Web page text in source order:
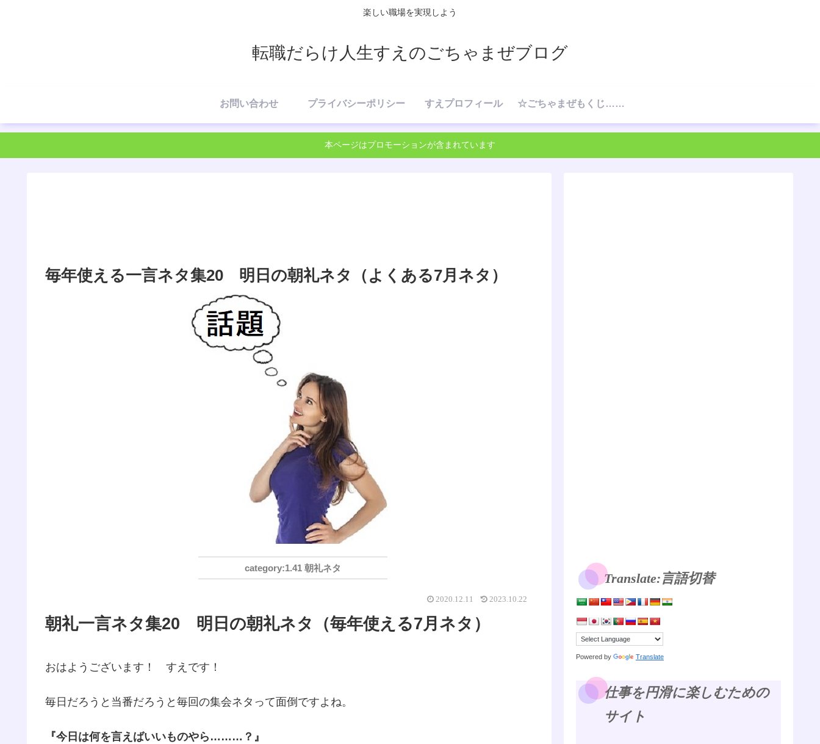
楽しい職場を実現しよう
転職だらけ人生すえのごちゃまぜブログ
お問い合わせ プライバシーポリシー すえプロフィール ☆ごちゃまぜもくじ…の、もくじ☆
本ページはプロモーションが含まれています
毎年使える一言ネタ集20 明日の朝礼ネタ（よくある7月ネタ）
1.41 朝礼ネタ
2020.12.11 2023.10.22
朝礼一言ネタ集20 明日の朝礼ネタ（毎年使える7月ネタ）
おはようございます！ すえです！
毎日だろうと当番だろうと毎回の集会ネタって面倒ですよね。
『今日は何を言えばいいものやら………？』
Translate:言語切替
Powered by Translate
仕事を円滑に楽しむための
サイト